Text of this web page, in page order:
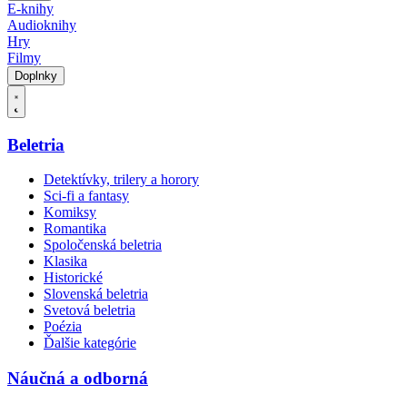
E-knihy
Audioknihy
Hry
Filmy
Doplnky
Beletria
Detektívky, trilery a horory
Sci-fi a fantasy
Komiksy
Romantika
Spoločenská beletria
Klasika
Historické
Slovenská beletria
Svetová beletria
Poézia
Ďalšie kategórie
Náučná a odborná